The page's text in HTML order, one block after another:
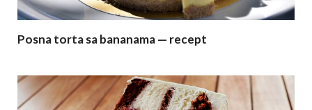
Posna torta sa bananama — recept